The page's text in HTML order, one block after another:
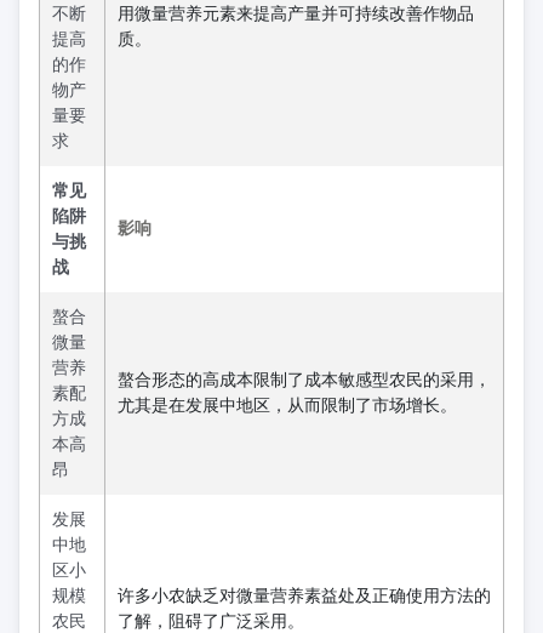
不断
提高
的作
物产
量要
求
用微量营养元素来提高产量并可持续改善作物品
质。
常见
陷阱
与挑
战
影响
螯合
微量
营养
素配
方成
本高
昂
螯合形态的高成本限制了成本敏感型农民的采用，
尤其是在发展中地区，从而限制了市场增长。
发展
中地
区小
规模
农民
许多小农缺乏对微量营养素益处及正确使用方法的
了解，阻碍了广泛采用。